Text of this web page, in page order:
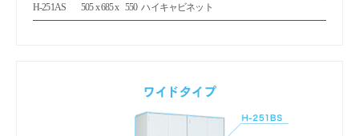
H-251AS 505 x 685 x 550 ハイキャビネット